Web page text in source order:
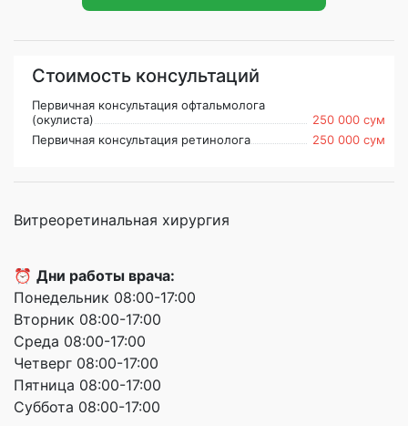
Стоимость консультаций
Первичная консультация офтальмолога
(окулиста)
250 000 сум
Первичная консультация ретинолога
250 000 сум
Витреоретинальная хирургия
⏰ Дни работы врача:
Понедельник 08:00-17:00
Вторник 08:00-17:00
Среда 08:00-17:00
Четверг 08:00-17:00
Пятница 08:00-17:00
Суббота 08:00-17:00